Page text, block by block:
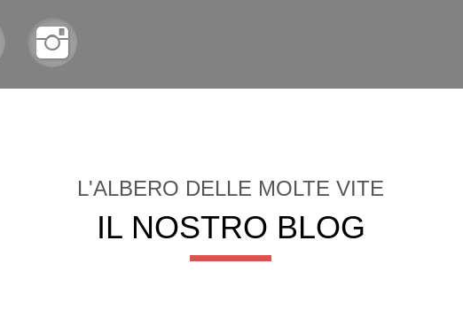
L'ALBERO DELLE MOLTE VITE
IL NOSTRO BLOG